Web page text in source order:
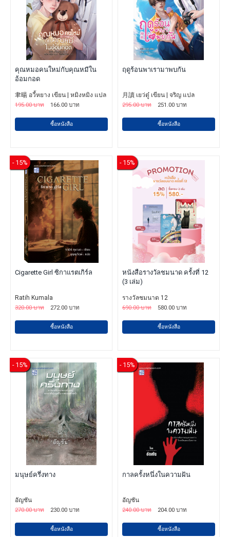
คุณหมอคนใหม่กับคุณหมีใน
อ้อมกอด
聿暘 อวี้หยาง เขียน | หมิงหมิง แปล
195.00 บาท
166.00 บาท
ซื้อหนังสือ
ฤดูร้อนพาเรามาพบกัน
月讀 เยว่ตู๋ เขียน | จริญ แปล
295.00 บาท
251.00 บาท
ซื้อหนังสือ
- 15%
Cigarette Girl ซิกาแรตเกิร์ล
Ratih Kumala
320.00 บาท
272.00 บาท
ซื้อหนังสือ
- 15%
หนังสือรางวัลชมนาด ครั้งที่ 12
(3 เล่ม)
รางวัลชมนาด 12
690.00 บาท
580.00 บาท
ซื้อหนังสือ
- 15%
มนุษย์ครึ่งทาง
อัญชัน
270.00 บาท
230.00 บาท
ซื้อหนังสือ
- 15%
กาลครั้งหนึ่งในความฝัน
อัญชัน
240.00 บาท
204.00 บาท
ซื้อหนังสือ